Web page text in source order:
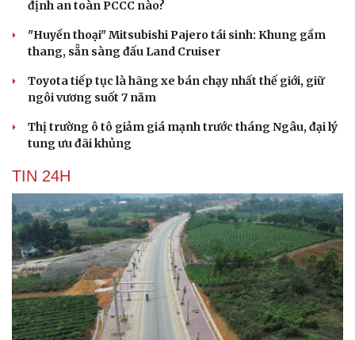
định an toàn PCCC nào?
"Huyền thoại" Mitsubishi Pajero tái sinh: Khung gầm
thang, sẵn sàng đấu Land Cruiser
Toyota tiếp tục là hãng xe bán chạy nhất thế giới, giữ
ngôi vương suốt 7 năm
Thị trường ô tô giảm giá mạnh trước tháng Ngâu, đại lý
tung ưu đãi khủng
TIN 24H